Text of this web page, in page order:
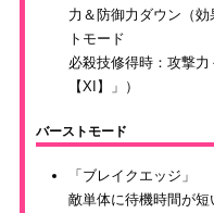
力＆防御力ダウン（
トモード
必殺技修得時：攻撃
【XI】」）
バーストモード
「ブレイクエッジ」
敵単体に待機時間が